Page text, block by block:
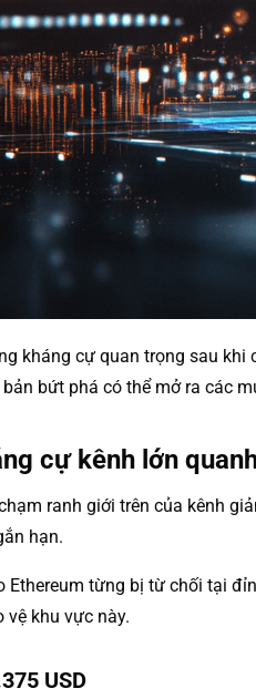
kháng cự quan trọng sau
bứt phá có thể mở ra các
cự kênh lớn
ranh giới trên của kênh
hạn.
từng bị từ chối tại
vệ khu vực này.
USD